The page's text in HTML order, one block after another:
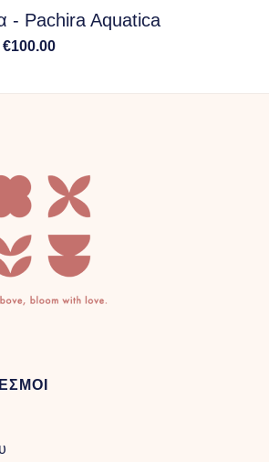
- Pachira Aquatica
€100.00Price